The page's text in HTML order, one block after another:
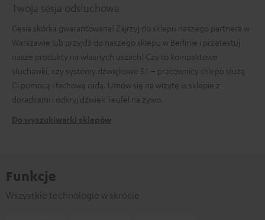
Twoja sesja odsłuchowa
Gęsia skórka gwarantowana! Zajrzyj do sklepu naszego partnera w
Warszawie lub przyjdź do naszego sklepu w Berlinie i przetestuj
nasze produkty na własnych uszach! Czy to kompaktowe
słuchawki, czy systemy dźwiękowe 5.1 – pracownicy sklepu służą
Ci pomocą i fachową radą. Umów się na wizytę w sklepie z
doradcami i odkryj dźwięk Teufel na żywo.
Do wyszukiwarki sklepów
Funkcje
Wszystkie technologie w skrócie